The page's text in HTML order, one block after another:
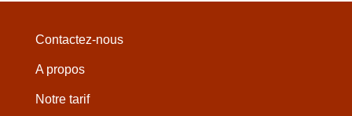
Contactez-nous
A propos
Notre tarif